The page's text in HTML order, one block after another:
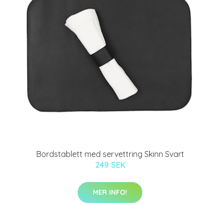
Bordstablett med servettring Skinn Svart
249 SEK
MER INFO!